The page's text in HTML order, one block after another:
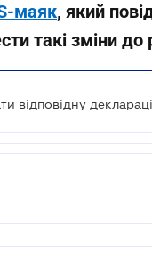
маяк, який
такі зміни до